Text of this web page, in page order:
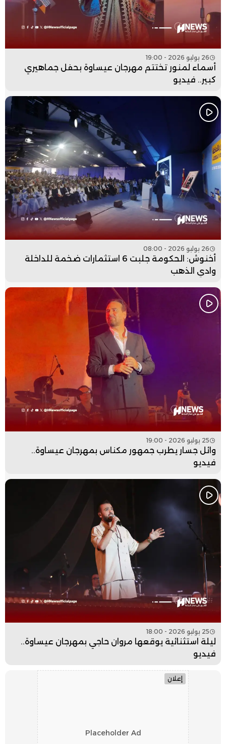
26 يوليو 2026 - 19:00
أسماء لمنور تختتم مهرجان عيساوة بحفل جماهيري
كبير.. فيديو
26 يوليو 2026 - 08:00
أخنوش: الحكومة جلبت 6 استثمارات ضخمة للداخلة
وادي الذهب
25 يوليو 2026 - 19:00
وائل جسار يطرب جمهور مكناس بمهرجان عيساوة..
فيديو
25 يوليو 2026 - 18:00
ليلة استثنائية يوقعها مروان حاجي بمهرجان عيساوة..
فيديو
إعلان
Placeholder Ad